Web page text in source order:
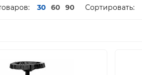
30 60 90 Сортировать: